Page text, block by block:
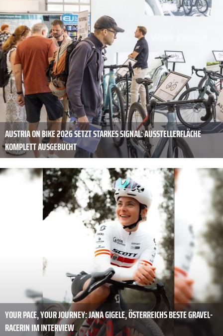
AUSTRIA ON BIKE 2026 SETZT STARKES SIGNAL: AUSSTELLERFLÄCHE
KOMPLETT AUSGEBUCHT
YOUR PACE, YOUR JOURNEY: JANA GIGELE, ÖSTERREICHS BESTE GRAVEL-
RACERIN IM INTERVIEW